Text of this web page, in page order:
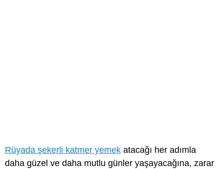
Rüyada şekerli katmer yemek atacağı her adımla
daha güzel ve daha mutlu günler yaşayacağına, zarar